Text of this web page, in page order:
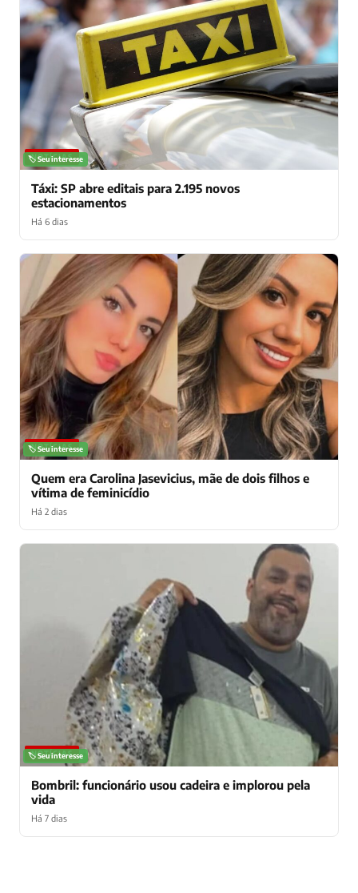
NOTÍCIAS
🏷️ Seu interesse
Táxi: SP abre editais para 2.195 novos
estacionamentos
Há 6 dias
NOTÍCIAS
🏷️ Seu interesse
Quem era Carolina Jasevicius, mãe de dois filhos e
vítima de feminicídio
Há 2 dias
NOTÍCIAS
🏷️ Seu interesse
Bombril: funcionário usou cadeira e implorou pela
vida
Há 7 dias